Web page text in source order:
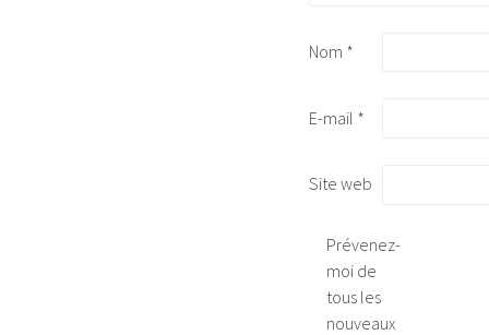
Nom *
E-mail *
Site web
Prévenez-
moi de
tous les
nouveaux